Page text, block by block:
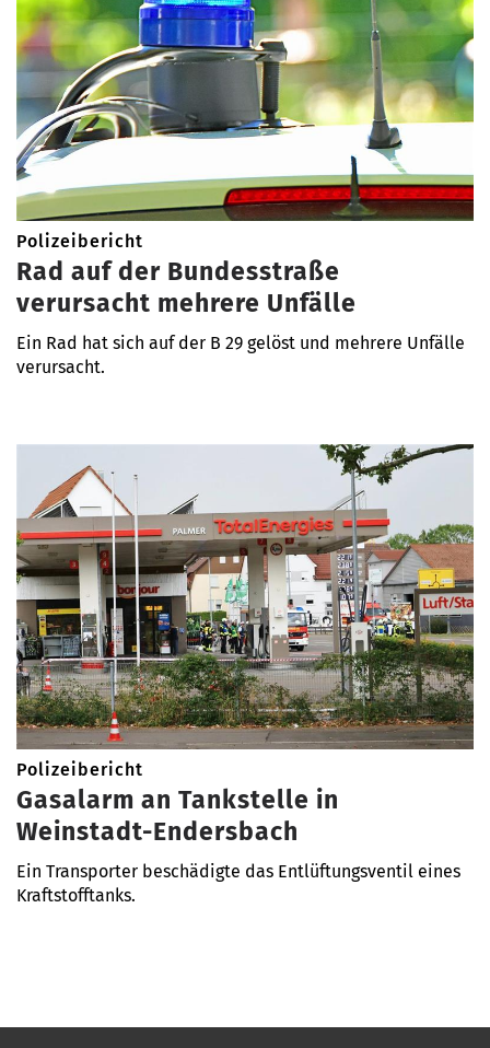
Polizeibericht
Rad auf der Bundesstraße
verursacht mehrere Unfälle
Ein Rad hat sich auf der B 29 gelöst und mehrere Unfälle
verursacht.
Polizeibericht
Gasalarm an Tankstelle in
Weinstadt-Endersbach
Ein Transporter beschädigte das Entlüftungsventil eines
Kraftstofftanks.